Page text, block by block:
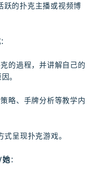
跃的扑克主播或视频博
：
的過程，并讲解自己的
。
略、手牌分析等教学内
式呈现扑克游戏。
她：